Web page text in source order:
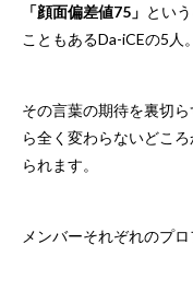
「顔面偏差値75」 とい
こともあるDa-iCEの5人。
その言葉の期待を裏切
ら全く変わらないどこ
られます。
メンバーそれぞれのプ